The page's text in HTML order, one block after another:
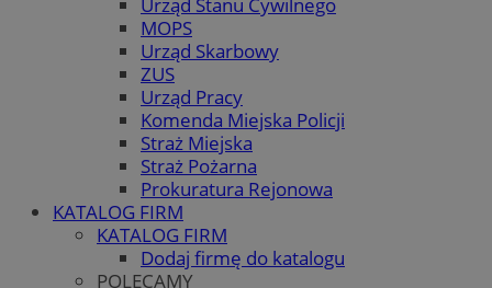
MOPS
Urząd Skarbowy
ZUS
Urząd Pracy
Komenda Miejska Policji
Straż Miejska
Straż Pożarna
Prokuratura Rejonowa
KATALOG FIRM
KATALOG FIRM
Dodaj firmę do katalogu
POLECAMY